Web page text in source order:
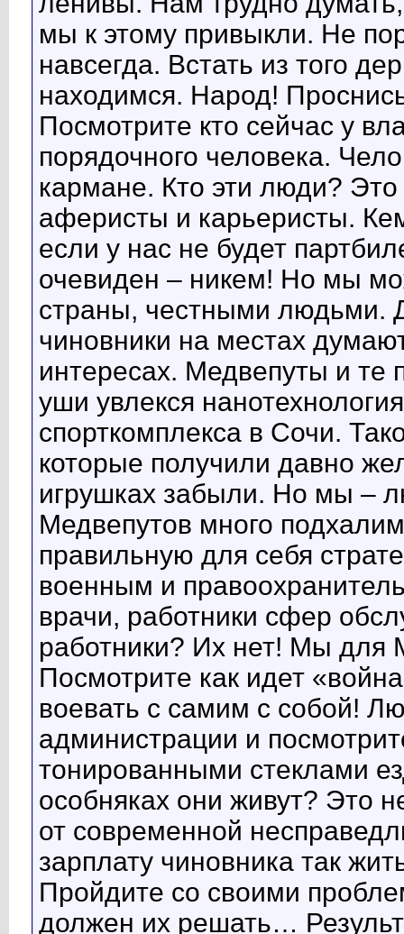
мы к этому привыкли. Не
навсегда. Встать из того
находимся. Народ!
Посмотрите кто сейчас у
порядочного человека.
кармане. Кто эти люди?
аферисты и карьеристы.
если у нас не будет
очевиден – никем! Но мы
страны, честными людьми.
чиновники на местах
интересах. Медвепуты и те
уши увлекся
спорткомплекса в Сочи.
которые получили давно
игрушках забыли. Но мы –
Медвепутов много
правильную для себя
военным и
врачи, работники сфер
работники? Их нет! Мы для
Посмотрите как идет
воевать с самим с собой!
администрации и
тонированными стеклами
особняках они живут? Это
от современной
зарплату чиновника так
Пройдите со своими
должен их решать…